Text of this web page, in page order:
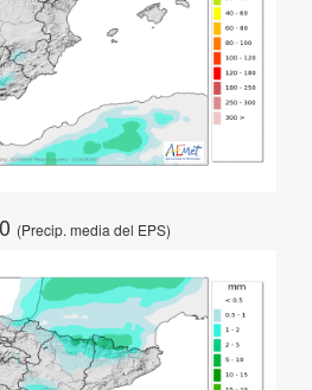
(Precip. media del EPS)